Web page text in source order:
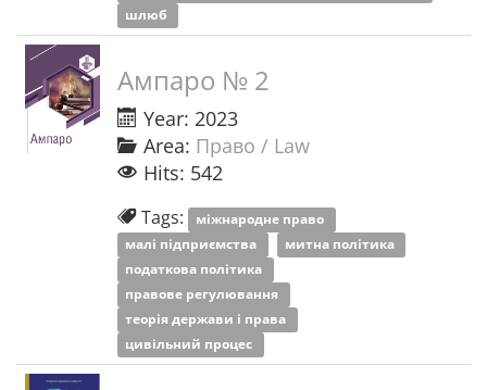
шлюб
Ампаро № 2
Year: 2023
Area: Право / Law
Hits: 542
Tags: міжнародне право
малі підприємства
митна політика
податкова політика
правове регулювання
теорія держави і права
цивільний процес